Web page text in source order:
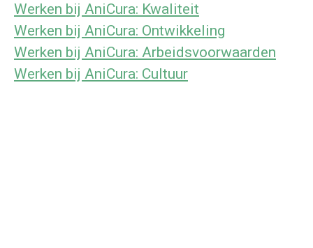
Werken bij AniCura: Kwaliteit
Werken bij AniCura: Ontwikkeling
Werken bij AniCura: Arbeidsvoorwaarden
Werken bij AniCura: Cultuur